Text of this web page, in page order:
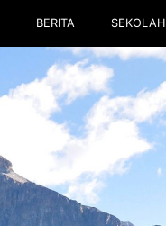
BERITA SEKOLAH